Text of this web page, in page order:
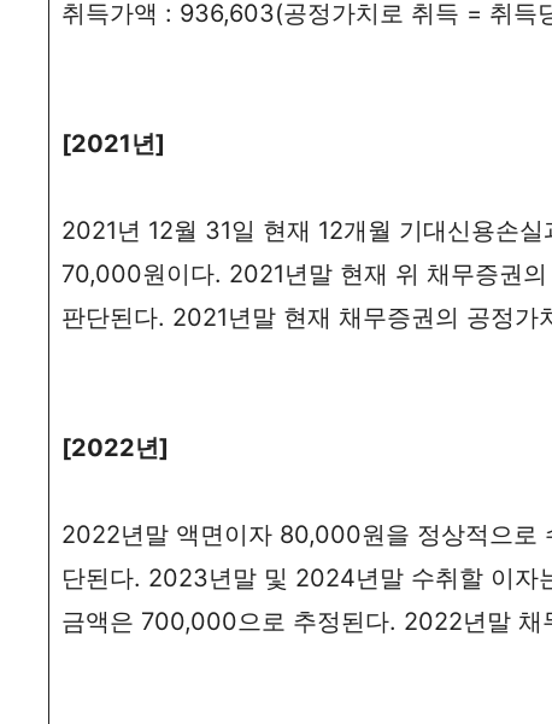
취득가액 : 936,603(공정가치로 취득 = 취득
[2021년]
2021년 12월 31일 현재 12개월 기대신용손
70,000원이다. 2021년말 현재 위 채무증권
판단된다. 2021년말 현재 채무증권의 공정
[2022년]
2022년말 액면이자 80,000원을 정상적으로
단된다. 2023년말 및 2024년말 수취할 이
금액은 700,000으로 추정된다. 2022년말